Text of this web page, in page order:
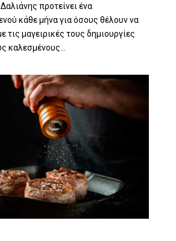
προτείνει ένα
κάθε μήνα για όσους θέλουν να
τις μαγειρικές τους δημιουργίες
καλεσμένους...